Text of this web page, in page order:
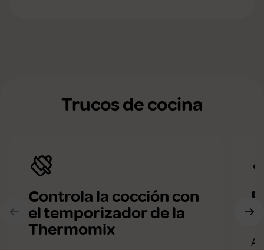
Trucos de cocina
Controla la cocción con
el temporizador de la
Thermomix
Al